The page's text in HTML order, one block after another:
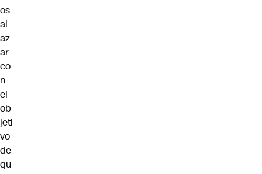
os
al
az
ar
co
n
el
ob
jeti
vo
de
qu